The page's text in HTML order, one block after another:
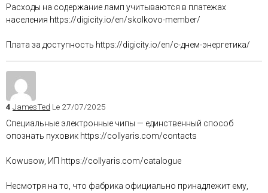
Расходы на содержание ламп учитываются в платежах
населения https://digicity.io/en/skolkovo-member/
Плата за доступность https://digicity.io/en/с-днем-энергетика/
4 JamesTed Le 27/07/2025
Специальные электронные чипы — единственный способ
опознать пуховик https://collyaris.com/contacts
Kowusow, ИП https://collyaris.com/catalogue
Несмотря на то, что фабрика официально принадлежит ему,